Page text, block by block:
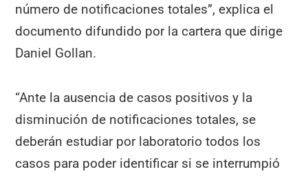
número de notificaciones totales”, explica el
documento difundido por la cartera que dirige
Daniel Gollan.
“Ante la ausencia de casos positivos y la
disminución de notificaciones totales, se
deberán estudiar por laboratorio todos los
casos para poder identificar si se interrumpió